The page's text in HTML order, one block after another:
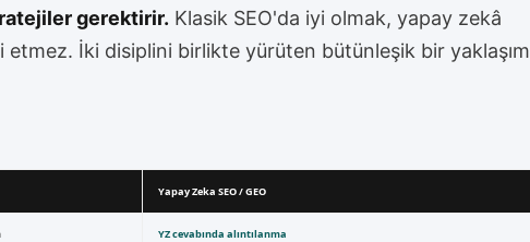
gerektirir. Klasik SEO'da iyi olmak, yapay zekâ
etmez. İki disiplini birlikte yürüten bütünleşik bir yaklaşım
Yapay Zeka SEO / GEO
YZ cevabında alıntılanma